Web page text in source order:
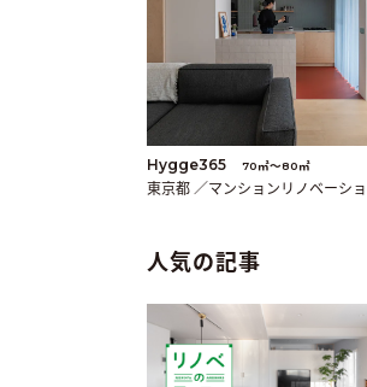
Hygge365 70㎡〜80㎡
東京都 ／マンションリノベーシ
人気の記事